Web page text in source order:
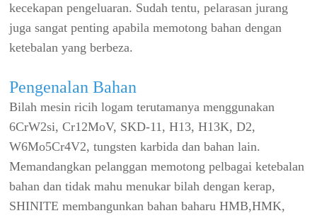
kecekapan pengeluaran. Sudah tentu, pelarasan jurang
juga sangat penting apabila memotong bahan dengan
ketebalan yang berbeza.
Pengenalan Bahan
Bilah mesin ricih logam terutamanya menggunakan
6CrW2si, Cr12MoV, SKD-11, H13, H13K, D2,
W6Mo5Cr4V2, tungsten karbida dan bahan lain.
Memandangkan pelanggan memotong pelbagai ketebalan
bahan dan tidak mahu menukar bilah dengan kerap,
SHINITE membangunkan bahan baharu HMB,HMK,